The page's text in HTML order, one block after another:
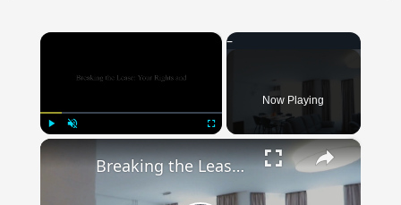
×
Now Playing
×
Breaking the Lease: Your Rights and Responsibilities as a Residential Renter